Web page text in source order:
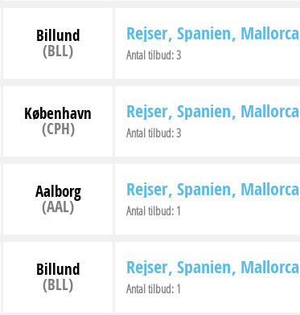
Billund
(BLL)
Rejser Spanien Mallorca
Antal tilbud:3
København
(CPH)
Rejser Spanien Mallorca
Antal tilbud:3
Aalborg
(AAL)
Rejser Spanien Mallorca
Antal tilbud: 1
Billund
(BLL)
Rejser Spanien Mallorca
Antal tilbud: 1